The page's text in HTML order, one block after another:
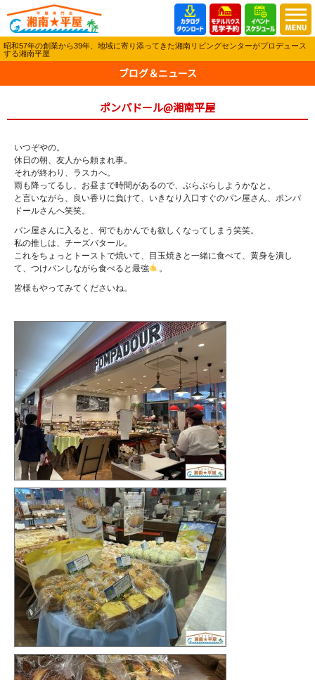
昭和57年の創業から39年、地域に寄り添ってきた湘南リビングセンターがプロデュース
する湘南平屋
ブログ＆ニュース
ポンパドール@湘南平屋
いつぞやの。
休日の朝、友人から頼まれ事。
それが終わり、ラスカへ。
雨も降ってるし、お昼まで時間があるので、ぶらぶらしようかなと。
と言いながら、良い香りに負けて、いきなり入口すぐのパン屋さん、ポンパ
ドールさんへ笑笑。
パン屋さんに入ると、何でもかんでも欲しくなってしまう笑笑。
私の推しは、チーズバタール。
これをちょっとトーストで焼いて、目玉焼きと一緒に食べて、黄身を潰し
て、つけパンしながら食べると最強
。
皆様もやってみてくださいね。